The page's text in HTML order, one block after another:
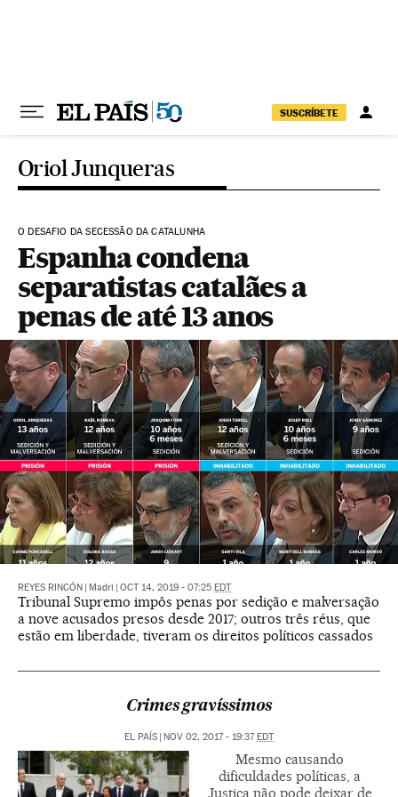
SUSCRÍBETE
Oriol Junqueras
O DESAFIO DA SECESSÃO DA CATALUNHA
Espanha condena
separatistas catalães a
penas de até 13 anos
REYES RINCÓN Madri OCT 14, 2019 - 07:25 EDT
Tribunal Supremo impôs penas por sedição e malversação
a nove acusados presos desde 2017; outros três réus, que
estão em liberdade, tiveram os direitos políticos cassados
Crimes gravíssimos
EL PAÍS NOV 02, 2017 - 19:37 EDT
Mesmo causando
dificuldades políticas, a
Justiça não pode deixar de